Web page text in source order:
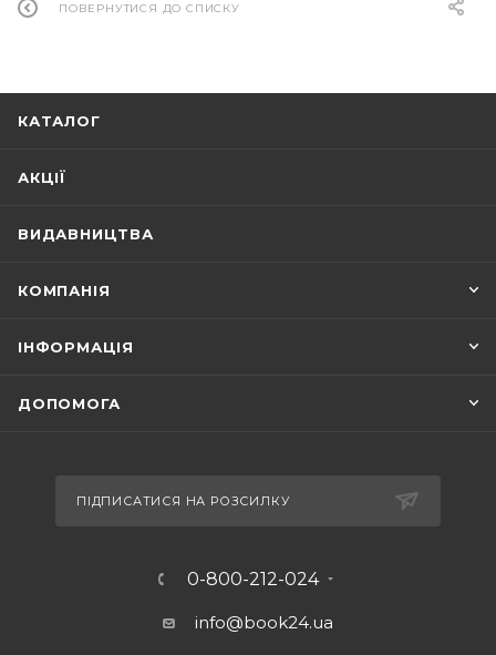
ПОВЕРНУТИСЯ ДО СПИСКУ
КАТАЛОГ
АКЦІЇ
ВИДАВНИЦТВА
КОМПАНІЯ
ІНФОРМАЦІЯ
ДОПОМОГА
ПІДПИСАТИСЯ НА РОЗСИЛКУ
0-800-212-024
info@book24.ua